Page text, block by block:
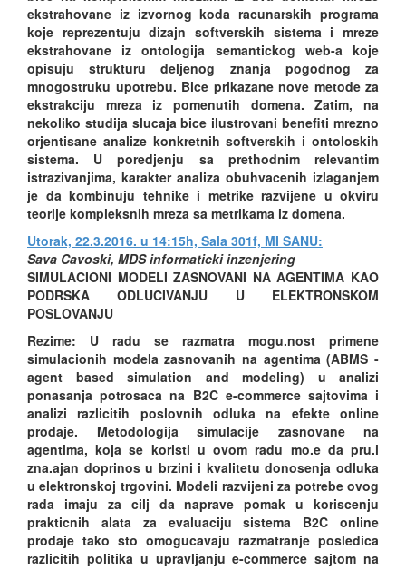
ekstrahovane iz izvornog koda racunarskih programa
koje reprezentuju dizajn softverskih sistema i mreze
ekstrahovane iz ontologija semantickog web-a koje
opisuju strukturu deljenog znanja pogodnog za
mnogostruku upotrebu. Bice prikazane nove metode za
ekstrakciju mreza iz pomenutih domena. Zatim, na
nekoliko studija slucaja bice ilustrovani benefiti mrezno
orjentisane analize konkretnih softverskih i ontoloskih
sistema. U poredjenju sa prethodnim relevantim
istrazivanjima, karakter analiza obuhvacenih izlaganjem
je da kombinuju tehnike i metrike razvijene u okviru
teorije kompleksnih mreza sa metrikama iz domena.
Utorak, 22.3.2016. u 14:15h, Sala 301f, MI SANU:
Sava Cavoski, MDS informaticki inzenjering
SIMULACIONI MODELI ZASNOVANI NA AGENTIMA KAO
PODRSKA ODLUCIVANJU U ELEKTRONSKOM
POSLOVANJU
Rezime: U radu se razmatra mogu.nost primene
simulacionih modela zasnovanih na agentima (ABMS -
agent based simulation and modeling) u analizi
ponasanja potrosaca na B2C e-commerce sajtovima i
analizi razlicitih poslovnih odluka na efekte online
prodaje. Metodologija simulacije zasnovane na
agentima, koja se koristi u ovom radu mo.e da pru.i
zna.ajan doprinos u brzini i kvalitetu donosenja odluka
u elektronskoj trgovini. Modeli razvijeni za potrebe ovog
rada imaju za cilj da naprave pomak u koriscenju
prakticnih alata za evaluaciju sistema B2C online
prodaje tako sto omogucavaju razmatranje posledica
razlicitih politika u upravljanju e-commerce sajtom na